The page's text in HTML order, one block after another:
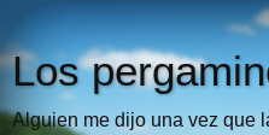
Los
Alguien me dijo una vez que